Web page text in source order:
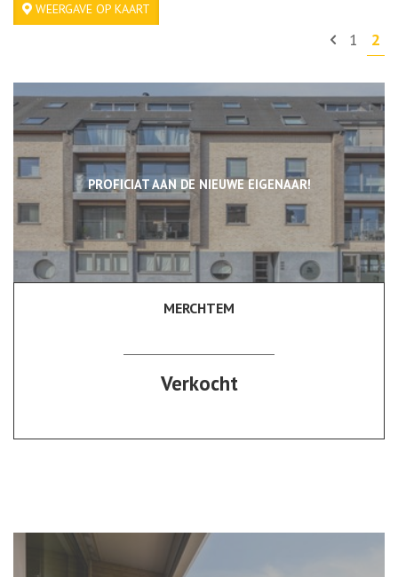
WEERGAVE OP KAART
1 2
PROFICIAT AAN DE NIEUWE EIGENAAR!
2
MERCHTEM
Verkocht